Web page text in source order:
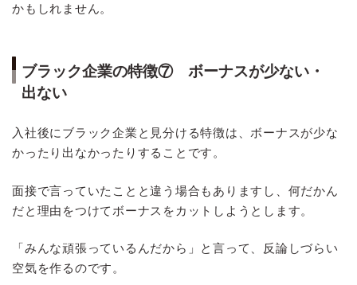
かもしれません。
ブラック企業の特徴⑦ ボーナスが少ない・
出ない
入社後にブラック企業と見分ける特徴は、ボーナスが少な
かったり出なかったりすることです。
面接で言っていたことと違う場合もありますし、何だかん
だと理由をつけてボーナスをカットしようとします。
「みんな頑張っているんだから」と言って、反論しづらい
空気を作るのです。